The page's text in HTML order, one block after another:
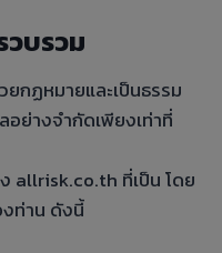
บรวม
กฏหมายและเป็นธรรม
ย่างจำกัดเพียงเท่าที่
allrisk.co.th ที่เป็น โดย
ท่าน ดังนี้